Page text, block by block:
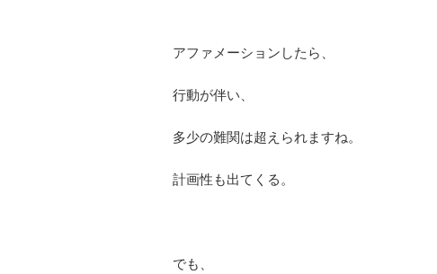
アファメーションしたら、
行動が伴い、
多少の難関は超えられますね。
計画性も出てくる。
でも、